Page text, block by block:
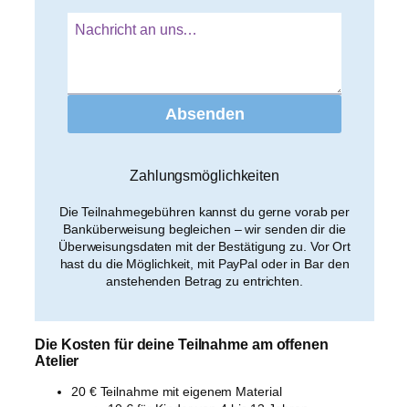
Nachricht an uns…
Absenden
Zahlungsmöglichkeiten
Die Teilnahmegebühren kannst du gerne vorab per
Banküberweisung begleichen – wir senden dir die
Überweisungsdaten mit der Bestätigung zu. Vor Ort
hast du die Möglichkeit, mit PayPal oder in Bar den
anstehenden Betrag zu entrichten.
Die Kosten für deine Teilnahme am offenen
Atelier
20 € Teilnahme mit eigenem Material